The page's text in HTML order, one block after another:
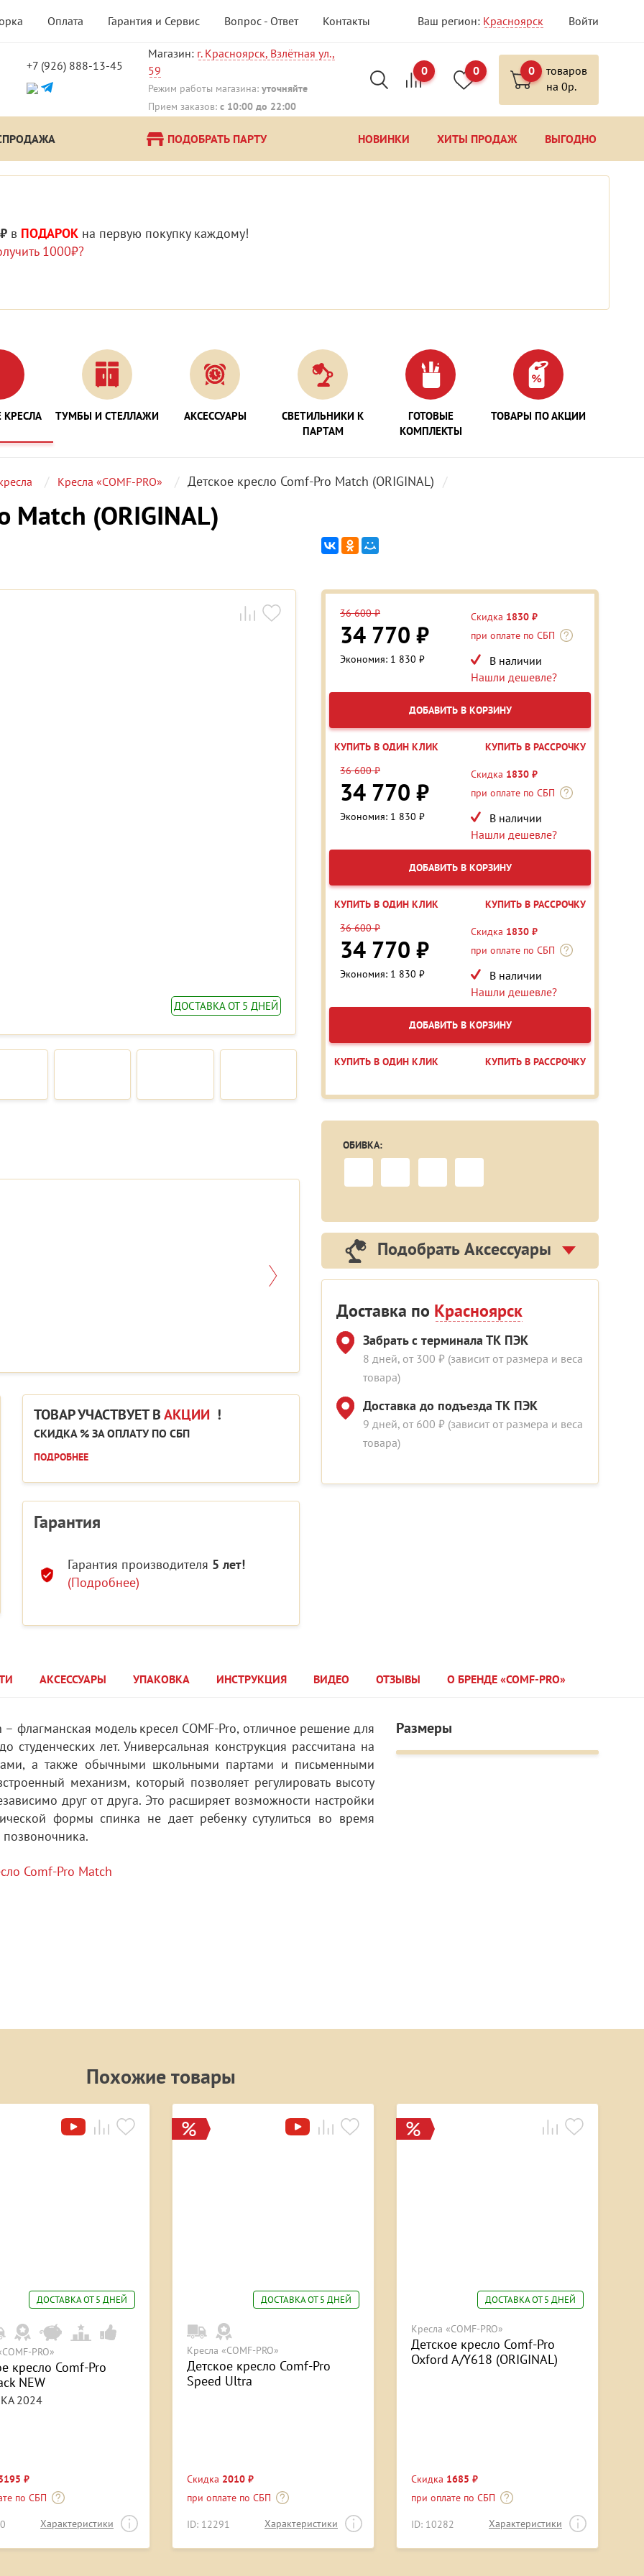
Оплата Гарантия и Сервис Вопрос - Ответ Контакты Ваш регион: Красноярск Войти
+7 (926) 888-13-45
Магазин: г. Красноярск, Взлётная ул.,
59
Режим работы магазина: уточняйте
Прием заказов: с 10:00 до 22:00
0 0 0
товаров
на 0р.
ПОДОБРАТЬ ПАРТУ НОВИНКИ ХИТЫ ПРОДАЖ ВЫГОДНО
в ПОДАРОК на первую покупку каждому!
1000₽?
КРЕСЛА ТУМБЫ И СТЕЛЛАЖИ АКСЕССУАРЫ
СВЕТИЛЬНИКИ К
ПАРТАМ
ГОТОВЫЕ
КОМПЛЕКТЫ
ТОВАРЫ ПО АКЦИИ
Кресла «COMF-PRO» Детское кресло Comf-Pro Match (ORIGINAL)
Match (ORIGINAL)
ДОСТАВКА ОТ 5 ДНЕЙ
ТОВАР УЧАСТВУЕТ ВАКЦИИ !
СКИДКА % ЗА ОПЛАТУ ПО СБП
ПОДРОБНЕЕ
Гарантия
Гарантия производителя 5 лет!
(Подробнее)
36 600 ₽
34 770 ₽
Экономия: 1 830 ₽
Скидка 1830 ₽
при оплате по СБП
В наличии
Нашли дешевле?
ДОБАВИТЬ В КОРЗИНУ
КУПИТЬ В ОДИН КЛИК
КУПИТЬ В РАССРОЧКУ
36 600 ₽
34 770 ₽
Экономия: 1 830 ₽
Скидка 1830 ₽
при оплате по СБП
В наличии
Нашли дешевле?
ДОБАВИТЬ В КОРЗИНУ
КУПИТЬ В ОДИН КЛИК
КУПИТЬ В РАССРОЧКУ
36 600 ₽
34 770 ₽
Экономия: 1 830 ₽
Скидка 1830 ₽
при оплате по СБП
В наличии
Нашли дешевле?
ДОБАВИТЬ В КОРЗИНУ
КУПИТЬ В ОДИН КЛИК КУПИТЬ В РАССРОЧКУ
ОБИВКА:
Подобрать Аксессуары
Доставка по Красноярск
Забрать с терминала ТК ПЭК
8 дней, от 300 ₽ (зависит от размера и веса
товара)
Доставка до подъезда ТК ПЭК
9 дней, от 600 ₽ (зависит от размера и веса
товара)
АКСЕССУАРЫ УПАКОВКА ИНСТРУКЦИЯ ВИДЕО ОТЗЫВЫ О БРЕНДЕ «COMF-PRO»
флагманская модель кресел COMF-Pro, отличное решение для
лет. Универсальная конструкция рассчитана на
а также обычными школьными партами и письменными
механизм, который позволяет регулировать высоту
друг от друга. Это расширяет возможности настройки
формы спинка не дает ребенку сутулиться во время
Размеры
Похожие товары
ДОСТАВКА ОТ 5 ДНЕЙ
PRO»
кресло Comf-Pro
NEW
2024
₽
по СБП
Характеристики
ДОСТАВКА ОТ 5 ДНЕЙ
Кресла «COMF-PRO»
Детское кресло Comf-Pro
Speed Ultra
Скидка 2010 ₽
при оплате по СБП
ID: 12291 Характеристики
ДОСТАВКА ОТ 5 ДНЕЙ
Кресла «COMF-PRO»
Детское кресло Comf-Pro
Oxford A/Y618 (ORIGINAL)
Скидка 1685 ₽
при оплате по СБП
ID: 10282 Характеристики